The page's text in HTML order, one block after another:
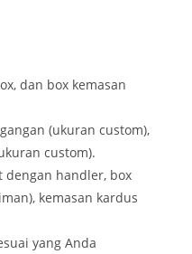
dan box kemasan
(ukuran custom),
custom).
dengan handler, box
kemasan kardus
yang Anda